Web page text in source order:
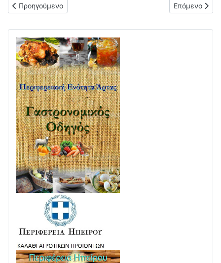
Προηγούμενο άρθρο: Ανακοίνωση σχετικά με άδεια
Προηγούμενο Επόμενο
Επόμενο